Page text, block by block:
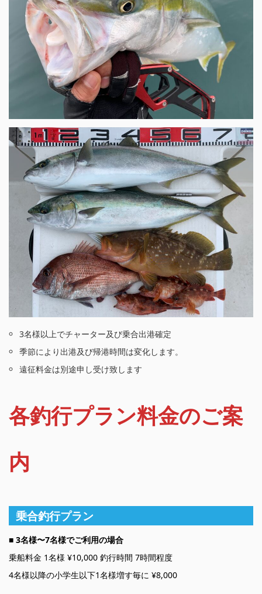
3名様以上でチャーター及び乗合出港確定
季節により出港及び帰港時間は変化します。
遠征料金は別途申し受け致します
各釣行プラン料金のご案
内
乗合釣行プラン
■ 3名様〜7名様でご利用の場合
乗船料金 1名様 ¥10,000 釣行時間 7時間程度
4名様以降の小学生以下1名様増す毎に ¥8,000